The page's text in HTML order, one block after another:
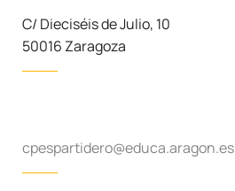
C/ Dieciséis de Julio, 10
50016 Zaragoza
cpespartidero@educa.aragon.es